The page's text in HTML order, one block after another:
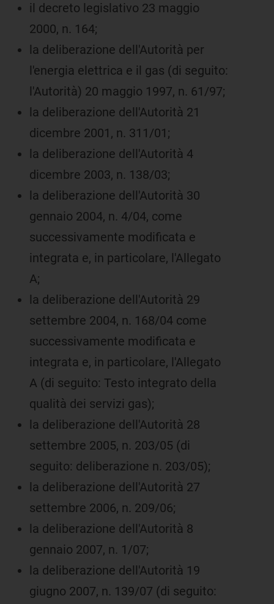
il decreto legislativo 23 maggio
2000, n. 164;
la deliberazione dell'Autorità per
l'energia elettrica e il gas (di seguito:
l'Autorità) 20 maggio 1997, n. 61/97;
la deliberazione dell'Autorità 21
dicembre 2001, n. 311/01;
la deliberazione dell'Autorità 4
dicembre 2003, n. 138/03;
la deliberazione dell'Autorità 30
gennaio 2004, n. 4/04, come
successivamente modificata e
integrata e, in particolare, l'Allegato
A;
la deliberazione dell'Autorità 29
settembre 2004, n. 168/04 come
successivamente modificata e
integrata e, in particolare, l'Allegato
A (di seguito: Testo integrato della
qualità dei servizi gas);
la deliberazione dell'Autorità 28
settembre 2005, n. 203/05 (di
seguito: deliberazione n. 203/05);
la deliberazione dell'Autorità 27
settembre 2006, n. 209/06;
la deliberazione dell'Autorità 8
gennaio 2007, n. 1/07;
la deliberazione dell'Autorità 19
giugno 2007, n. 139/07 (di seguito: